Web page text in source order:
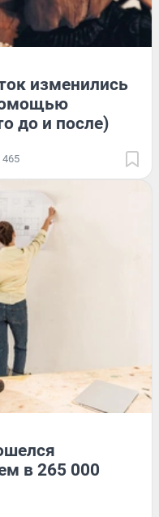
изменились
до и после)
465
в 265 000